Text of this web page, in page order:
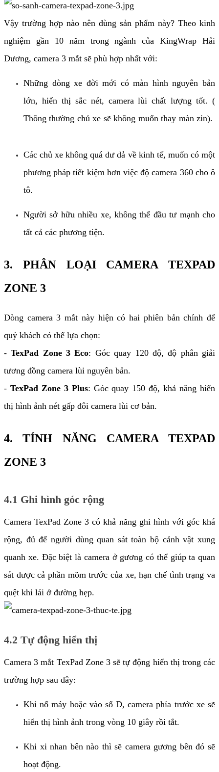
Vậy trường hợp nào nên dùng sản phẩm này? Theo kinh
nghiệm gần 10 năm trong ngành của KingWrap Hải
Dương, camera 3 mắt sẽ phù hợp nhất với:
Những dòng xe đời mới có màn hình nguyên bản
lớn, hiển thị sắc nét, camera lùi chất lượng tốt. (
Thông thường chủ xe sẽ không muốn thay màn zin).
Các chủ xe không quá dư dả về kinh tế, muốn có một
phương pháp tiết kiệm hơn việc độ camera 360 cho ô
tô.
Người sở hữu nhiều xe, không thể đầu tư mạnh cho
tất cả các phương tiện.
3. PHÂN LOẠI CAMERA TEXPAD
ZONE 3
Dòng camera 3 mắt này hiện có hai phiên bản chính để
quý khách có thể lựa chọn:
-TexPad Zone 3 Eco: Góc quay 120 độ, độ phân giải
tương đồng camera lùi nguyên bản.
- TexPad Zone 3 Plus: Góc quay 150 độ, khả năng hiển
thị hình ảnh nét gấp đôi camera lùi cơ bản.
4. TÍNH NĂNG CAMERA TEXPAD
ZONE 3
4.1 Ghi hình góc rộng
Camera TexPad Zone 3 có khả năng ghi hình với góc khá
rộng, đủ để người dùng quan sát toàn bộ cảnh vật xung
quanh xe. Đặc biệt là camera ở gương có thể giúp ta quan
sát được cả phần mõm trước của xe, hạn chế tình trạng va
quệt khi lái ở đường hẹp.
4.2 Tự động hiển thị
Camera 3 mắt TexPad Zone 3 sẽ tự động hiển thị trong các
trường hợp sau đây:
Khi nổ máy hoặc vào số D, camera phía trước xe sẽ
hiển thị hình ảnh trong vòng 10 giây rồi tắt.
Khi xi nhan bên nào thì sẽ camera gương bên đó sẽ
hoạt động.